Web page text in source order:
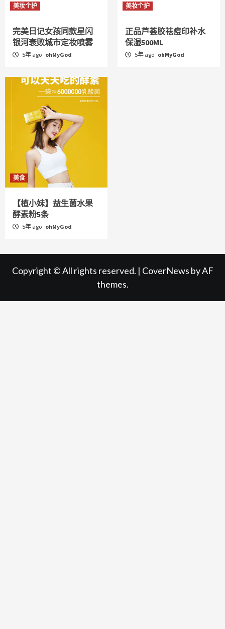
美妆个护
完美日记女孩同款星闪
银河衰败城市定妆喷雾
5年 ago ohMyGod
美妆个护
正品芦荟胶祛痘印补水
保湿500ML
5年 ago ohMyGod
美食
【植小妹】益生菌水果
酵素粉5条
5年 ago ohMyGod
Copyright © All rights reserved. | CoverNews by AF
themes.